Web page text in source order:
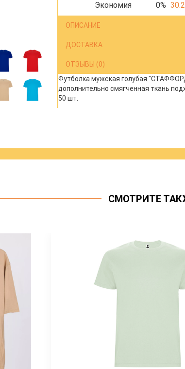
Экономия
0%
ОПИСАНИЕ
ДОСТАВКА
ОТЗЫВЫ (0)
Футболка мужская голубая
дополнительно смягченная ткань
50 шт.
СМОТРИТЕ